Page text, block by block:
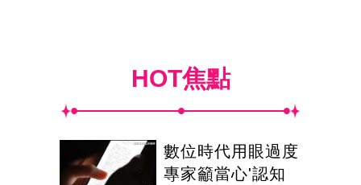
HOT焦點
數位時代用眼過度
專家籲當心'認知